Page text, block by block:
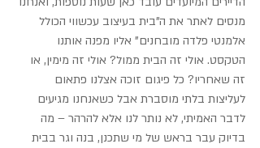
מנסים לאתר את ה"בית בעיצוב עכשווי הכולל
אלמנטי פלדה מובחנים" אליו מפנה אותנו
הטקסט. אולי זה הבית ממול? אולי זה מימין, או
זה שאחריו? כל פיגום זוכה אצלנו פתאום
לעליצות בלתי מוסברת אבל כשאנחנו מגיעים
לדבר האמיתי, לא נותר לנו אלא להרהר – מה
בדיוק עבר בראש של מי שתכנן, בנה וגר בבית